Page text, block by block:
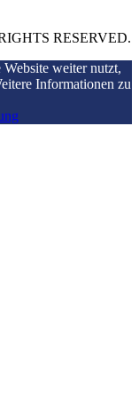
RESERVED.
weiter nutzt,
Informationen zu